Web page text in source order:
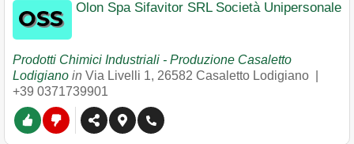
Olon Spa Sifavitor SRL Società Unipersonale
Prodotti Chimici Industriali - Produzione Casaletto
Lodigiano in Via Livelli 1, 26582 Casaletto Lodigiano
+39 0371739901